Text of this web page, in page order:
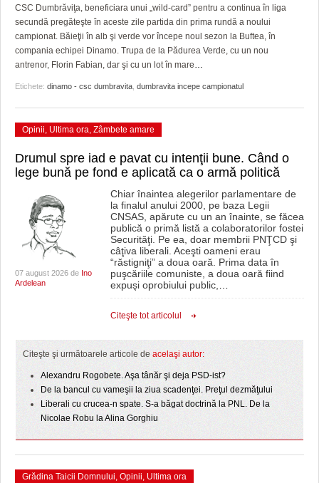
GRĂDINA TAICII DOMNULUI
ZIARISTU’ DE TERASĂ
CU OIŞTEA-N KIERKEGAARD
FINANŢĂRI DE LA A LA Z
CRONICĂ DE FILM
UNDE MERGEM
FILME DOCUMENTARE
CLIPURI VIDEO
ACCIDENTE
ANUNŢURI
INFO SI UTILE
CULTURA
FILME DOCUMENTARE
CLIPURI VIDEO
JOCURI ONLINE
HARTA TIMIŞOAREI
LICEE, ŞCOLI ŞI GRĂDINIŢE DIN TIMIŞ
PRIMĂRIILE DIN TIMIŞ
SFATUL MEDICULUI
SFATURI JURIDICE
CSC Dumbrăviţa, beneficiara unui „wild-card” pentru a continua în liga
secundă pregăteşte în aceste zile partida din prima rundă a noului
campionat. Băieţii în alb şi verde vor începe noul sezon la Buftea, în
compania echipei Dinamo. Trupa de la Pădurea Verde, cu un nou
antrenor, Florin Fabian, dar şi cu un lot în mare…
Etichete: dinamo - csc dumbravita dumbravita incepe campionatul
Opinii, Ultima ora, Zâmbete amare
Drumul spre iad e pavat cu intenţii bune. Când o
lege bună pe fond e aplicată ca o armă politică
07 august 2026 de Ino
Ardelean
Chiar înaintea alegerilor parlamentare de
la finalul anului 2000, pe baza Legii
CNSAS, apărute cu un an înainte, se făcea
publică o primă listă a colaboratorilor fostei
Securităţi. Pe ea, doar membrii PNŢCD şi
câţiva liberali. Aceşti oameni erau
“răstigniţi” a doua oară. Prima data în
puşcăriile comuniste, a doua oară fiind
expuşi oprobiului public,…
Citeşte tot articolul
Citeşte şi următoarele articole de acelaşi autor:
Alexandru Rogobete. Aşa tânăr şi deja PSD-ist?
De la bancul cu vameşii la ziua scadenţei. Preţul dezmăţului
Liberali cu crucea-n spate. S-a băgat doctrină la PNL. De la
Nicolae Robu la Alina Gorghiu
Grădina Taicii Domnului, Opinii, Ultima ora